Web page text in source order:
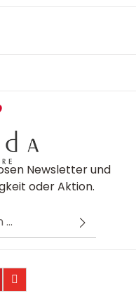
Newsletter und
oder Aktion.
und es gelten die
sind